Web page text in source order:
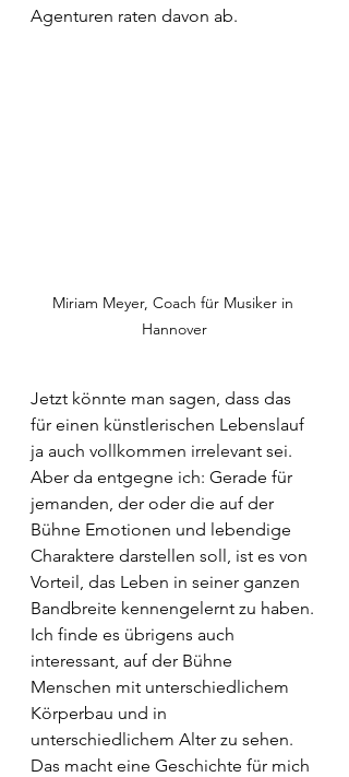
Agenturen raten davon ab.
Miriam Meyer, Coach für Musiker in
Hannover
Jetzt könnte man sagen, dass das
für einen künstlerischen Lebenslauf
ja auch vollkommen irrelevant sei.
Aber da entgegne ich: Gerade für
jemanden, der oder die auf der
Bühne Emotionen und lebendige
Charaktere darstellen soll, ist es von
Vorteil, das Leben in seiner ganzen
Bandbreite kennengelernt zu haben.
Ich finde es übrigens auch
interessant, auf der Bühne
Menschen mit unterschiedlichem
Körperbau und in
unterschiedlichem Alter zu sehen.
Das macht eine Geschichte für mich